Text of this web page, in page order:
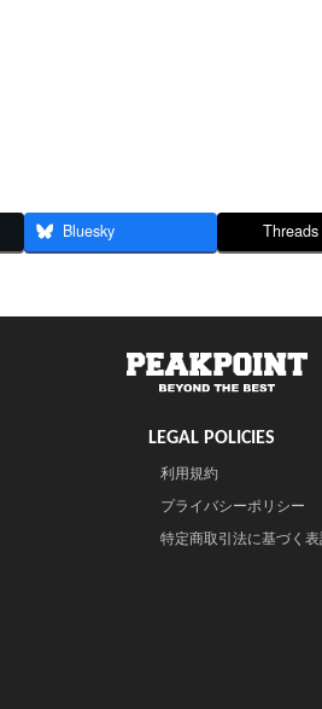
Bluesky Threads
LEGAL POLICIES
利用規約
プライバシーポリシー
特定商取引法に基づく